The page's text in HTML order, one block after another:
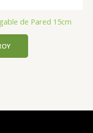
de Pared 15cm